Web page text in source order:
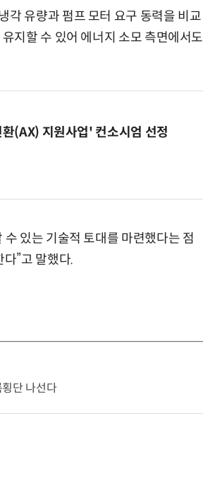
각 유량과 펌프 모터 요구 동력을 비교
지할 수 있어 에너지 소모 측면에서도
(AX) 지원사업' 컨소시엄 선정
있는 기술적 토대를 마련했다는 점
”고 말했다.
단 나선다